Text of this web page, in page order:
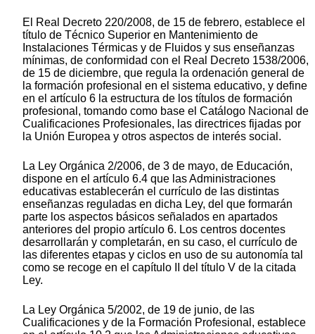
El Real Decreto 220/2008, de 15 de febrero, establece el
título de Técnico Superior en Mantenimiento de
Instalaciones Térmicas y de Fluidos y sus enseñanzas
mínimas, de conformidad con el Real Decreto 1538/2006,
de 15 de diciembre, que regula la ordenación general de
la formación profesional en el sistema educativo, y define
en el artículo 6 la estructura de los títulos de formación
profesional, tomando como base el Catálogo Nacional de
Cualificaciones Profesionales, las directrices fijadas por
la Unión Europea y otros aspectos de interés social.
La Ley Orgánica 2/2006, de 3 de mayo, de Educación,
dispone en el artículo 6.4 que las Administraciones
educativas establecerán el currículo de las distintas
enseñanzas reguladas en dicha Ley, del que formarán
parte los aspectos básicos señalados en apartados
anteriores del propio artículo 6. Los centros docentes
desarrollarán y completarán, en su caso, el currículo de
las diferentes etapas y ciclos en uso de su autonomía tal
como se recoge en el capítulo II del título V de la citada
Ley.
La Ley Orgánica 5/2002, de 19 de junio, de las
Cualificaciones y de la Formación Profesional, establece